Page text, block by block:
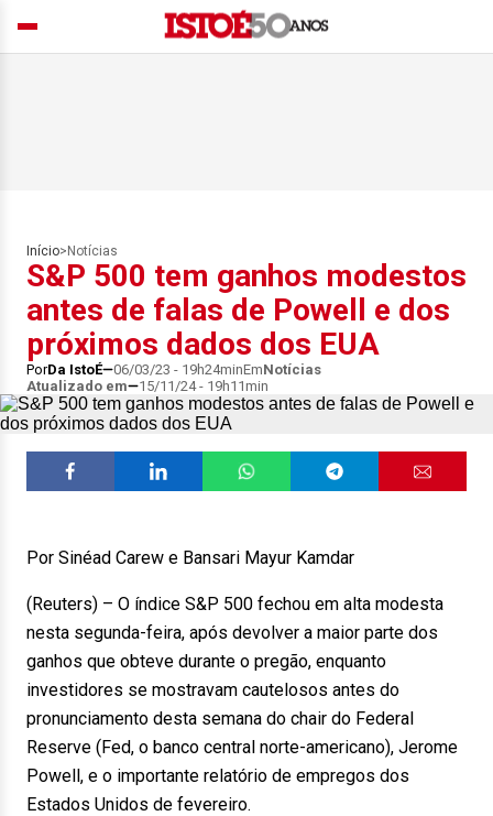
Início> Notícias
S&P 500 tem ganhos modestos
antes de falas de Powell e dos
próximos dados dos EUA
PorDa IstoÉ 06/03/23 - 19h24minEmNotícias
Atualizado em
15/11/24 - 19h11min
Por Sinéad Carew e Bansari Mayur Kamdar
(Reuters) – O índice S&P 500 fechou em alta modesta
nesta segunda-feira, após devolver a maior parte dos
ganhos que obteve durante o pregão, enquanto
investidores se mostravam cautelosos antes do
pronunciamento desta semana do chair do Federal
Reserve (Fed, o banco central norte-americano), Jerome
Powell, e o importante relatório de empregos dos
Estados Unidos de fevereiro.